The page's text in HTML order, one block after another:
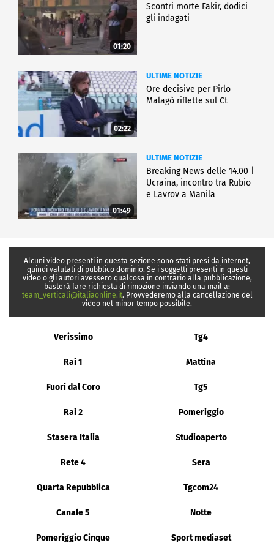
01:20
Scontri morte Fakir, dodici
gli indagati
02:22
ULTIME NOTIZIE
Ore decisive per Pirlo
Malagò riflette sul Ct
01:49
ULTIME NOTIZIE
Breaking News delle 14.00 |
Ucraina, incontro tra Rubio
e Lavrov a Manila
Alcuni video presenti in questa sezione sono stati presi da internet,
quindi valutati di pubblico dominio. Se i soggetti presenti in questi
video o gli autori avessero qualcosa in contrario alla pubblicazione,
basterà fare richiesta di rimozione inviando una mail a:
team_verticali@italiaonline.it. Provvederemo alla cancellazione del
video nel minor tempo possibile.
Verissimo Tg4
Rai 1 Mattina
Fuori dal Coro Tg5
Rai 2 Pomeriggio
Stasera Italia Studioaperto
Rete 4 Sera
Quarta Repubblica Tgcom24
Canale 5 Notte
Pomeriggio Cinque Sport mediaset